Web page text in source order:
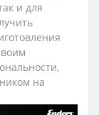
и для
на